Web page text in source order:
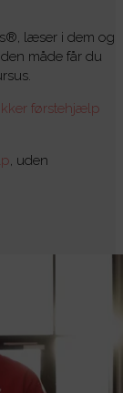
læser i dem og
måde får du
førstehjælp
, uden